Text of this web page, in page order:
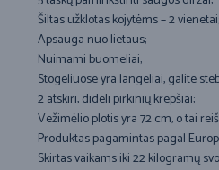
Šiltas užklotas kojytėms – 2 vienetai;
Apsauga nuo lietaus;
Nuimami buomeliai;
Stogeliuose yra langeliai, galite
2 atskiri, dideli pirkinių krepšiai;
Vežimėlio plotis yra 72 cm, o tai
Produktas pagamintas pagal
Skirtas vaikams iki 22 kilogramų